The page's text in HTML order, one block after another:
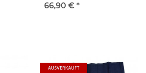
66,90 € *
AUSVERKAUFT